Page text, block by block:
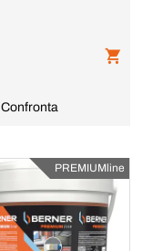
Confronta
PREMIUMline